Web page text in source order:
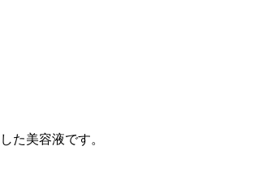
した美容液です。